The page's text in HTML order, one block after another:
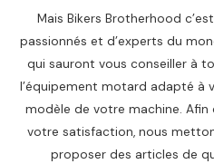
Mais Bikers Brotherhood
passionnés et d’experts du
qui sauront vous conseiller à
l’équipement motard adapté à
modèle de votre machine.
votre satisfaction, nous
proposer des articles de